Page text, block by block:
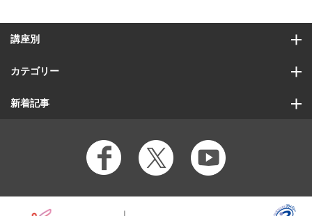
講座別
カテゴリー
新着記事